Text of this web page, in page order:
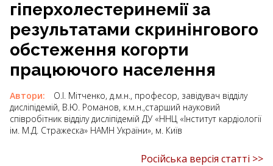
гіперхолестеринемії за
результатами скринінгового
обстеження когорти
працюючого населення
Автори:
О.І. Мітченко, д.м.н., професор, завідувач відділу
дисліпідемій, В.Ю. Романов, к.м.н.,старший науковий
співробітник відділу дисліпідемій ДУ «ННЦ «Інститут кардіології
ім. М.Д. Стражеска» НАМН України», м. Київ
Російська версія статті >>